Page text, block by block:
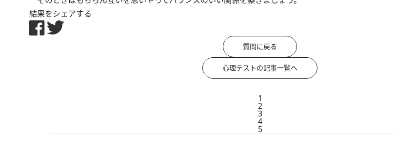
結果をシェアする
質問に戻る
心理テストの記事一覧へ
1
2
3
4
5